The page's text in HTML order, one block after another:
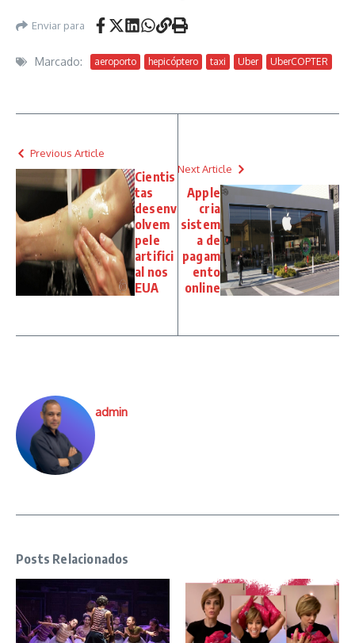
Enviar para
Marcado: aeroporto hepicóptero taxi Uber UberCOPTER
Previous Article
Cientis
tas
desenv
olvem
pele
artifici
al nos
EUA
Next Article
Apple
cria
sistem
a de
pagam
ento
online
admin
Posts Relacionados